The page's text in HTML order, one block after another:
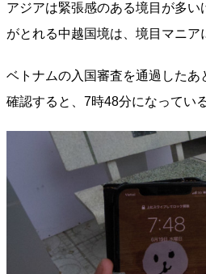
アジアは緊張感のある境目が多
がとれる中越国境は、境目マニア
ベトナムの入国審査を通過したあ
確認すると、7時48分になっている